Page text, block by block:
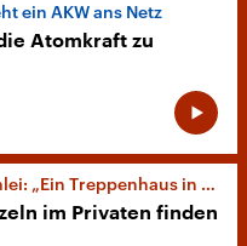
ein AKW ans Netz
Atomkraft zu
„Ein Treppenhaus in Minsk“
im Privaten finden